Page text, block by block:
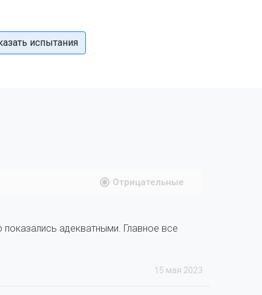
испытания
Отрицательные
адекватными. Главное все
15 мая 2023